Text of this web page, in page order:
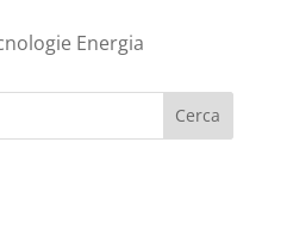
Energia